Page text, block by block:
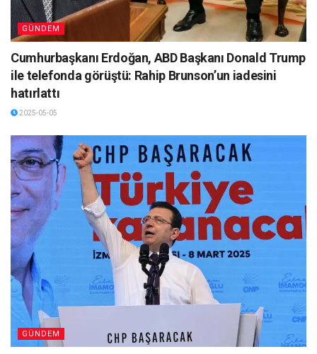
GÜNDEM
Cumhurbaşkanı Erdoğan, ABD Başkanı Donald Trump
ile telefonda görüştü: Rahip Brunson’un iadesini
hatırlattı
2025-05-05
GÜNDEM